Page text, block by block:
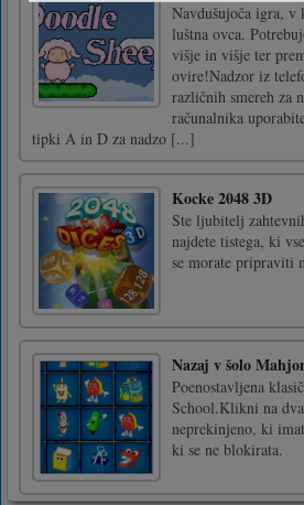
Navdušujoča igra,
luštna ovca.
višje in višje ter
ovire!Nadzor iz
različnih smereh za
računalnika
tipki A in D za nadzo [...]
Kocke 2048 3D
Ste ljubitelj
najdete tistega, ki
se morate pripraviti
Nazaj v šolo
Poenostavljena
School.Klikni na
neprekinjeno, ki
ki se ne blokirata.